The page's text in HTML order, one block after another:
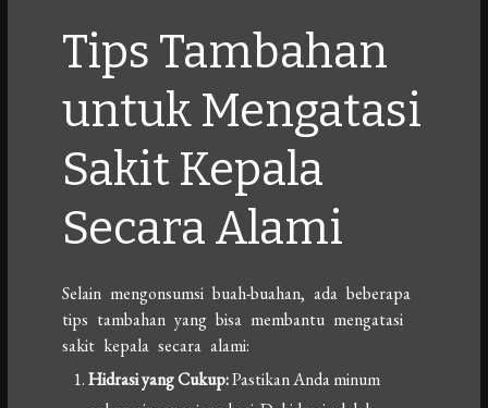
Tips Tambahan
untuk Mengatasi
Sakit Kepala
Secara Alami
Selain mengonsumsi buah-buahan, ada beberapa
tips tambahan yang bisa membantu mengatasi
sakit kepala secara alami:
Hidrasi yang Cukup:Pastikan Anda minum